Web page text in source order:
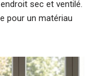
sec et ventilé.
pour un matériau